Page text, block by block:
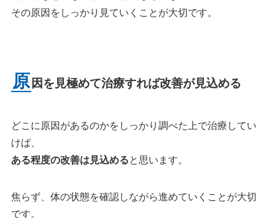
その原因をしっかり見ていくことが大切です。
原 因を見極めて治療すれば改善が見込める
どこに原因があるのかをしっかり調べた上で治療してい
けば、
ある程度の改善は見込めると思います。
焦らず、体の状態を確認しながら進めていくことが大切
です。